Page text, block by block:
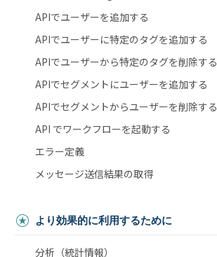
APIでユーザーを追加する
APIでユーザーに特定のタグを追加する
APIでユーザーから特定のタグを削除する
APIでセグメントにユーザーを追加する
APIでセグメントからユーザーを削除する
API でワークフローを起動する
エラー定義
メッセージ送信結果の取得
より効果的に利用するために
分析（統計情報）